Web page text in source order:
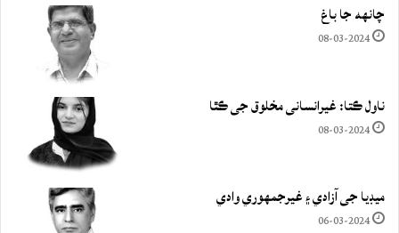
چانهه جا باغ
08-03-2024
ناول ڪتا: غيرانساني مخلوق جي ڪٿا
08-03-2024
ميڊيا جي آزادي ۽ غيرجمھوري وادي
06-03-2024